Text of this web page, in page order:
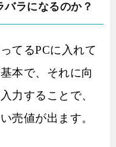
ラになるのか？
てるPCに入れて
本で、それに向
力することで、
売値が出ます。